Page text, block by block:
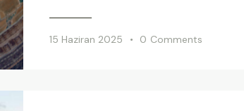
15 Haziran 2025 0 Comments